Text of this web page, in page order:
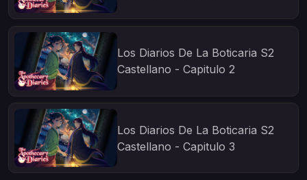
Los Diarios De La Boticaria S2
Castellano - Capitulo 2
Los Diarios De La Boticaria S2
Castellano - Capitulo 3